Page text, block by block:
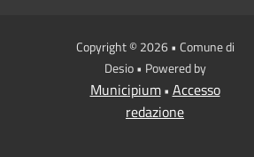
Copyright © 2026 • Comune di
Desio • Powered by
Municipium• Accesso
redazione